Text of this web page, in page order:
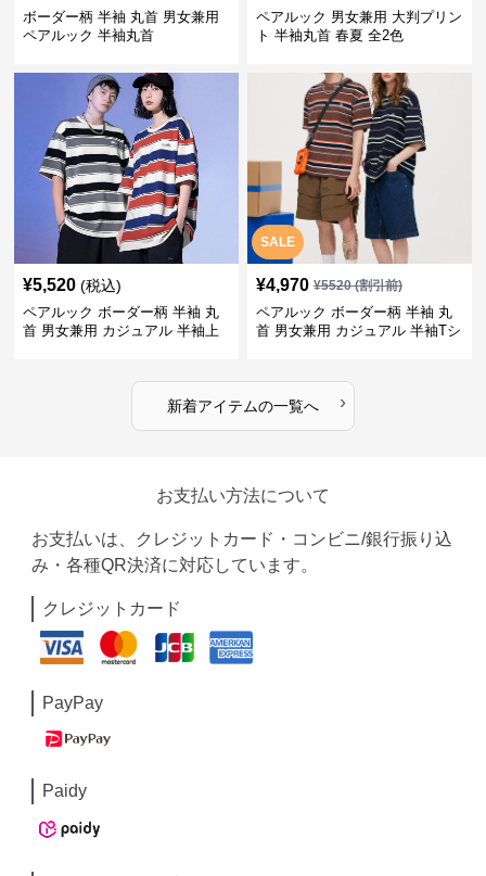
ボーダー柄 半袖 丸首 男女兼用
ペアルック 半袖丸首
ペアルック 男女兼用 大判プリン
ト 半袖丸首 春夏 全2色
¥5,520 (税込)
ペアルック ボーダー柄 半袖 丸
首 男女兼用 カジュアル 半袖上
SALE
¥4,970 ¥5520(割引前)
ペアルック ボーダー柄 半袖 丸
首 男女兼用 カジュアル 半袖Tシ
新着アイテムの一覧へ ›
お支払い方法について
お支払いは、クレジットカード・コンビニ/銀行振り込
み・各種QR決済に対応しています。
クレジットカード
PayPay
Paidy